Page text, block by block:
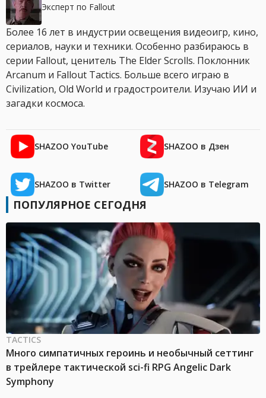
Эксперт по Fallout
Более 16 лет в индустрии освещения видеоигр, кино,
сериалов, науки и техники. Особенно разбираюсь в
серии Fallout, ценитель The Elder Scrolls. Поклонник
Arcanum и Fallout Tactics. Больше всего играю в
Civilization, Old World и градостроители. Изучаю ИИ и
загадки космоса.
SHAZOO YouTube SHAZOO в Дзен
SHAZOO в Twitter SHAZOO в Telegram
ПОПУЛЯРНОЕ СЕГОДНЯ
TACTICS
Много симпатичных героинь и необычный сеттинг
в трейлере тактической sci-fi RPG Angelic Dark
Symphony